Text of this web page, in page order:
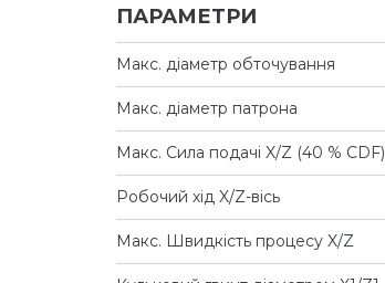
ПАРАМЕТРИ
Макс. діаметр обточування
Макс. діаметр патрона
Макс. Сила подачі X/Z (40 % CDF)
Робочий хід X/Z-вісь
Макс. Швидкість процесу X/Z